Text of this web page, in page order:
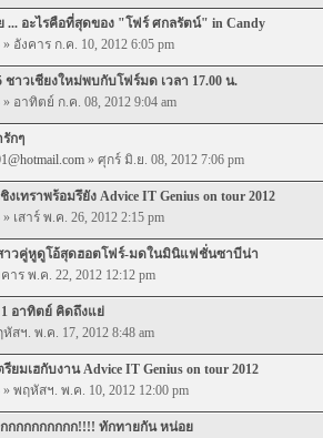
... อะไรคือที่สุดของ "โฟร์ ศกลรัตน์" in Candy
» อังคาร ก.ค. 10, 2012 6:05 pm
ชาวเชียงใหม่พบกับโฟร์มด เวลา 17.00 น.
» อาทิตย์ ก.ค. 08, 2012 9:04 am
กๆ
» ศุกร์ มิ.ย. 08, 2012 7:06 pm
งเทราพร้อมรึยัง Advice IT Genius on tour 2012
» เสาร์ พ.ค. 26, 2012 2:15 pm
าวคู่หูดูโอ้สุดฮอตโฟร์-มดในมินิแฟชั่นซาบีน่า
าร พ.ค. 22, 2012 12:12 pm
อาทิตย์ คิดถึงแย่
สฯ. พ.ค. 17, 2012 8:48 am
ยมเฮกับงาน Advice IT Genius on tour 2012
» พฤหัสฯ. พ.ค. 10, 2012 12:00 pm
กกกกกกกกก!!!! ทักทายกัน หน่อย